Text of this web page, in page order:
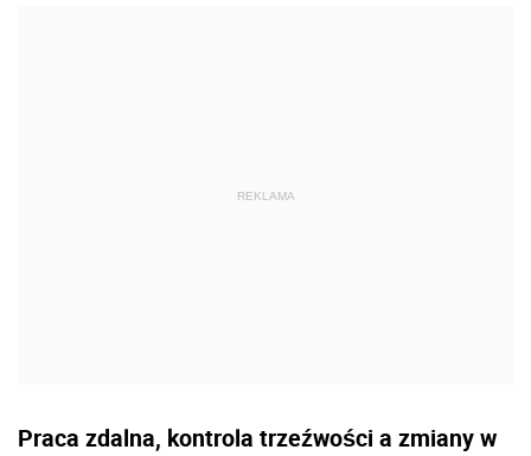
Praca zdalna, kontrola trzeźwości a zmiany w